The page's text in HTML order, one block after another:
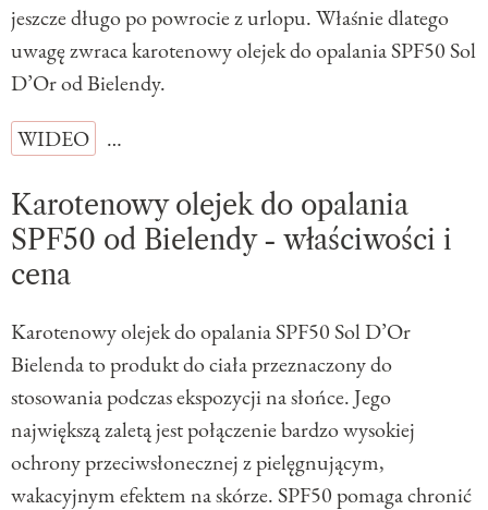
jeszcze długo po powrocie z urlopu. Właśnie dlatego
uwagę zwraca karotenowy olejek do opalania SPF50 Sol
D’Or od Bielendy.
WIDEO
…
Karotenowy olejek do opalania
SPF50 od Bielendy - właściwości i
cena
Karotenowy olejek do opalania SPF50 Sol D’Or
Bielenda to produkt do ciała przeznaczony do
stosowania podczas ekspozycji na słońce. Jego
największą zaletą jest połączenie bardzo wysokiej
ochrony przeciwsłonecznej z pielęgnującym,
wakacyjnym efektem na skórze. SPF50 pomaga chronić